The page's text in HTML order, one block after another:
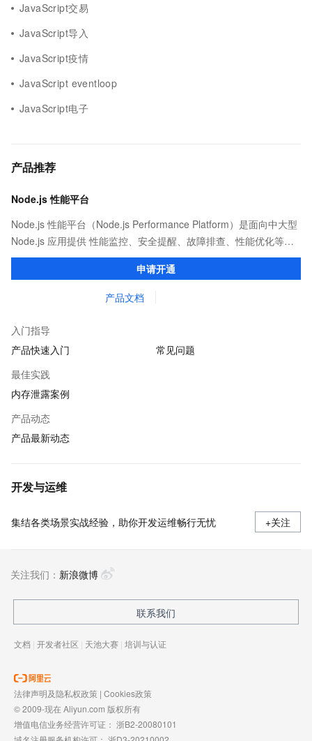
JavaScript交易
JavaScript导入
JavaScript疫情
JavaScript eventloop
JavaScript电子
产品推荐
Node.js 性能平台
Node.js 性能平台（Node.js Performance Platform）是面向中大型
Node.js 应用提供 性能监控、安全提醒、故障排查、性能优化等服
务的整体性解决方案。提供完善的工具链和服务，协助客户主动、
申请开通
产品文档
入门指导
产品快速入门
常见问题
最佳实践
内存泄露案例
产品动态
产品最新动态
开发与运维
集结各类场景实战经验，助你开发运维畅行无忧 +关注
关注我们： 新浪微博
联系我们
文档 | 开发者社区 | 天池大赛 | 培训与认证
法律声明及隐私权政策 | Cookies政策
© 2009-现在 Aliyun.com 版权所有
增值电信业务经营许可证： 浙B2-20080101